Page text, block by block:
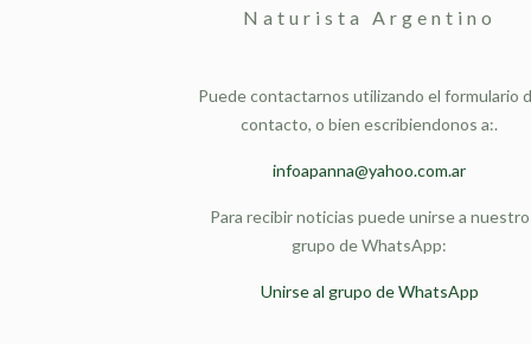
Naturista Argentino
Puede contactarnos utilizando el formulario
contacto, o bien escribiendonos a:.
infoapanna@yahoo.com.ar
Para recibir noticias puede unirse a nuestro
grupo de WhatsApp:
Unirse al grupo de WhatsApp